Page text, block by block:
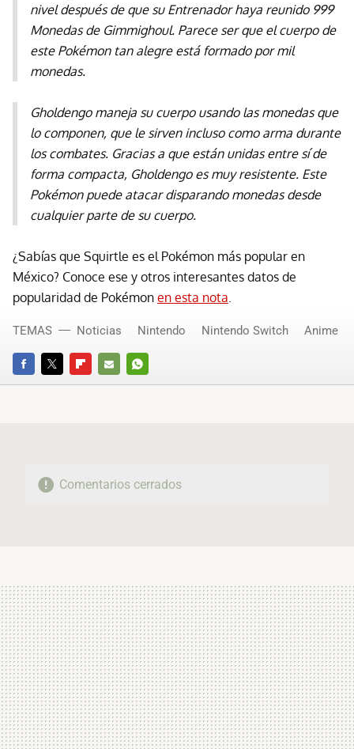
nivel después de que su Entrenador haya reunido 999
Monedas de Gimmighoul. Parece ser que el cuerpo de
este Pokémon tan alegre está formado por mil
monedas.
Gholdengo maneja su cuerpo usando las monedas que
lo componen, que le sirven incluso como arma durante
los combates. Gracias a que están unidas entre sí de
forma compacta, Gholdengo es muy resistente. Este
Pokémon puede atacar disparando monedas desde
cualquier parte de su cuerpo.
¿Sabías que Squirtle es el Pokémon más popular en
México? Conoce ese y otros interesantes datos de
popularidad de Pokémon en esta nota
FACEBOOKTWITTERFLIPBOARD
E-
WHATSAPP
TEMAS Noticias Nintendo Nintendo Switch Anime
Comentarios cerrados